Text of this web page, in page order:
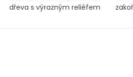
dřeva s výrazným reliéfem